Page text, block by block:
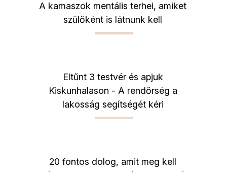
A kamaszok mentális terhei, amiket
szülőként is látnunk kell
Eltűnt 3 testvér és apjuk
Kiskunhalason - A rendőrség a
lakosság segítségét kéri
20 fontos dolog, amit meg kell